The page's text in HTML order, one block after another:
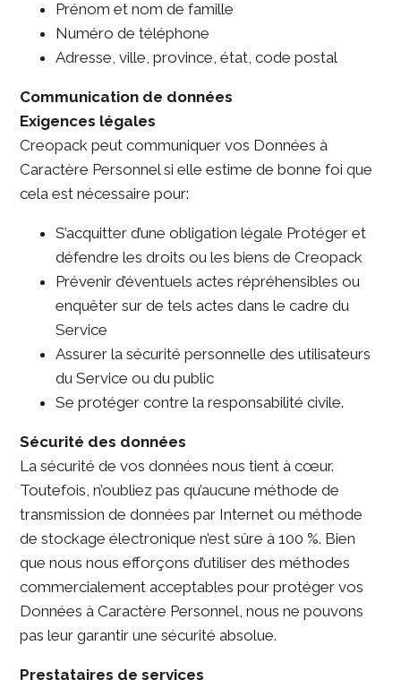
Prénom et nom de famille
Numéro de téléphone
Adresse, ville, province, état, code postal
​Communication de données
Exigences légales
Creopack peut communiquer vos Données à
Caractère Personnel si elle estime de bonne foi que
cela est nécessaire pour:
S’acquitter d’une obligation légale Protéger et
défendre les droits ou les biens de Creopack
Prévenir d’éventuels actes répréhensibles ou
enquêter sur de tels actes dans le cadre du
Service
Assurer la sécurité personnelle des utilisateurs
du Service ou du public
Se protéger contre la responsabilité civile.
Sécurité des données
La sécurité de vos données nous tient à cœur.
Toutefois, n’oubliez pas qu’aucune méthode de
transmission de données par Internet ou méthode
de stockage électronique n’est sûre à 100 %. Bien
que nous nous efforçons d’utiliser des méthodes
commercialement acceptables pour protéger vos
Données à Caractère Personnel, nous ne pouvons
pas leur garantir une sécurité absolue.
Prestataires de services